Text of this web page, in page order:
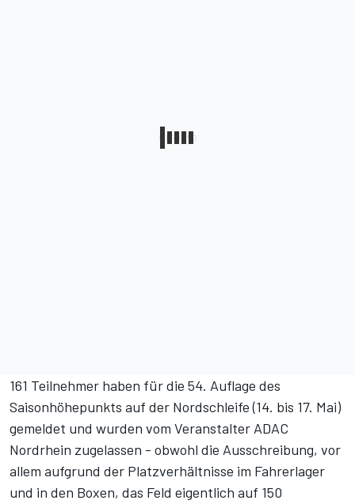
161 Teilnehmer haben für die 54. Auflage des
Saisonhöhepunkts auf der Nordschleife (14. bis 17. Mai)
gemeldet und wurden vom Veranstalter ADAC
Nordrhein zugelassen - obwohl die Ausschreibung, vor
allem aufgrund der Platzverhältnisse im Fahrerlager
und in den Boxen, das Feld eigentlich auf 150